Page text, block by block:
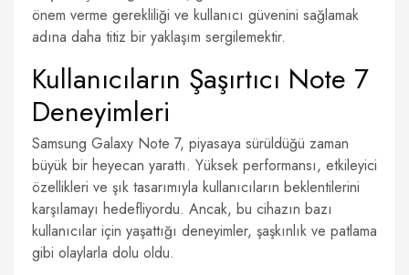
önem verme gerekliliği ve kullanıcı güvenini sağlamak
adına daha titiz bir yaklaşım sergilemektir.
Kullanıcıların Şaşırtıcı Note 7
Deneyimleri
Samsung Galaxy Note 7, piyasaya sürüldüğü zaman
büyük bir heyecan yarattı. Yüksek performansı, etkileyici
özellikleri ve şık tasarımıyla kullanıcıların beklentilerini
karşılamayı hedefliyordu. Ancak, bu cihazın bazı
kullanıcılar için yaşattığı deneyimler, şaşkınlık ve patlama
gibi olaylarla dolu oldu.